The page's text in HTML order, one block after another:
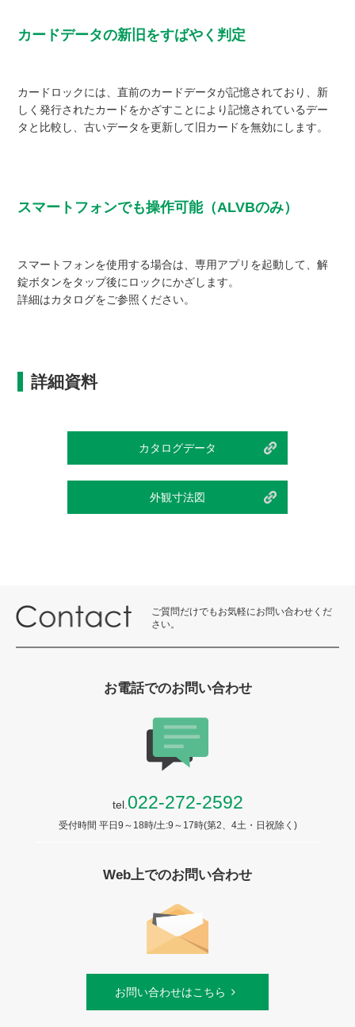
カードデータの新旧をすばやく判定
カードロックには、直前のカードデータが記憶されており、新
しく発行されたカードをかざすことにより記憶されているデー
タと比較し、古いデータを更新して旧カードを無効にします。
スマートフォンでも操作可能（ALVBのみ）
スマートフォンを使用する場合は、専用アプリを起動して、解
錠ボタンをタップ後にロックにかざします。
詳細はカタログをご参照ください。
詳細資料
カタログデータ
外観寸法図
ご質問だけでもお気軽にお問い合わせくだ
さい。
お電話でのお問い合わせ
tel.022-272-2592
受付時間 平日9～18時/土:9～17時(第2、4土・日祝除く)
Web上でのお問い合わせ
お問い合わせはこちら